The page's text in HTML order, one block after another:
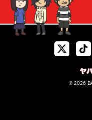
© 2026